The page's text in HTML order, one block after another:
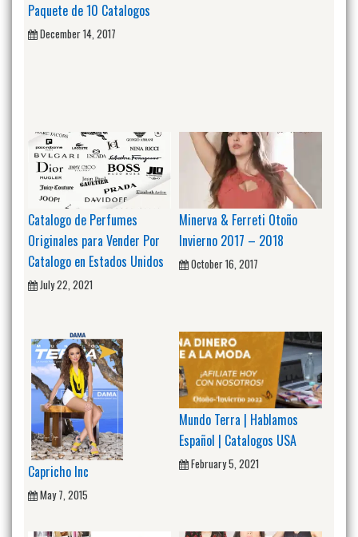
Paquete de 10 Catalogos
December 14, 2017
Catalogo de Perfumes
Originales para Vender Por
Catalogo en Estados Unidos
July 22, 2021
Minerva & Ferreti Otoño
Invierno 2017 – 2018
October 16, 2017
Capricho Inc
May 7, 2015
Mundo Terra | Hablamos
Español | Catalogos USA
February 5, 2021